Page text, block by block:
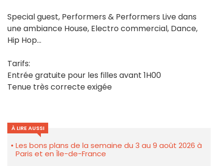
Special guest, Performers & Performers Live dans
une ambiance House, Electro commercial, Dance,
Hip Hop...
Tarifs:
Entrée gratuite pour les filles avant 1H00
Tenue très correcte exigée
À LIRE AUSSI
Les bons plans de la semaine du 3 au 9 août 2026 à
Paris et en Île-de-France